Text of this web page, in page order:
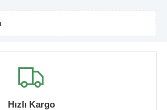
Hızlı Kargo